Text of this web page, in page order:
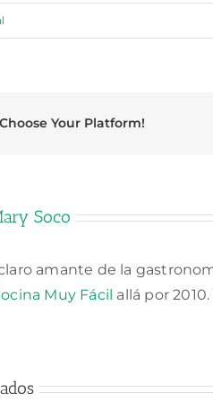
Your Platform!
Soco
amante de la
Muy Fácil allá por